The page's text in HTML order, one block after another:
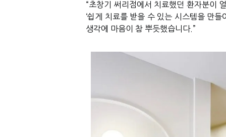
“초창기 써리점에서 치료했던 환자분이
‘쉽게 치료를 받을 수 있는 시스템을 만들
생각에 마음이 참 뿌듯했습니다.”